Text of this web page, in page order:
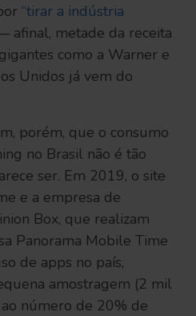
“tirar a indústria
afinal, metade da receita
como a Warner e
Unidos já vem do
porém, que o consumo
no Brasil não é tão
ser. Em 2019, o site
e a empresa de
Box, que realizam
Panorama Mobile Time
de apps no país,
amostragem (2 mil
número de 20% de